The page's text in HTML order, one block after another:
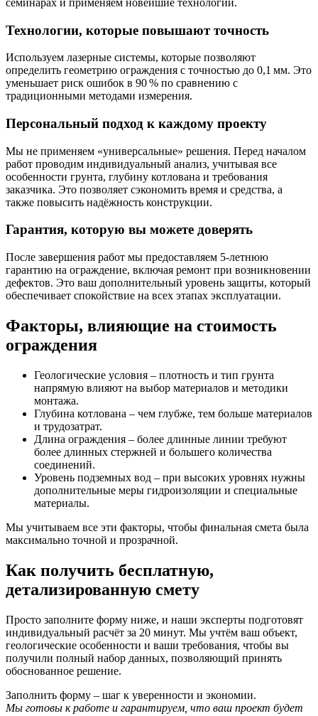
Технологии, которые повышают точность
Используем лазерные системы, которые позволяют
определить геометрию ограждения с точностью до 0,1 мм. Это
уменьшает риск ошибок в 90 % по сравнению с
традиционными методами измерения.
Персональный подход к каждому проекту
Мы не применяем «универсальные» решения. Перед началом
работ проводим индивидуальный анализ, учитывая все
особенности грунта, глубину котлована и требования
заказчика. Это позволяет сэкономить время и средства, а
также повысить надёжность конструкции.
Гарантия, которую вы можете доверять
После завершения работ мы предоставляем 5‑летнюю
гарантию на ограждение, включая ремонт при возникновении
дефектов. Это ваш дополнительный уровень защиты, который
обеспечивает спокойствие на всех этапах эксплуатации.
Факторы, влияющие на стоимость
ограждения
Геологические условия – плотность и тип грунта
напрямую влияют на выбор материалов и методики
монтажа.
Глубина котлована – чем глубже, тем больше материалов
и трудозатрат.
Длина ограждения – более длинные линии требуют
более длинных стержней и большего количества
соединений.
Уровень подземных вод – при высоких уровнях нужны
дополнительные меры гидроизоляции и специальные
материалы.
Мы учитываем все эти факторы, чтобы финальная смета была
максимально точной и прозрачной.
Как получить бесплатную,
детализированную смету
Просто заполните форму ниже, и наши эксперты подготовят
индивидуальный расчёт за 20 минут. Мы учтём ваш объект,
геологические особенности и ваши требования, чтобы вы
получили полный набор данных, позволяющий принять
обоснованное решение.
Заполнить форму – шаг к уверенности и экономии.
Мы готовы к работе и гарантируем, что ваш проект будет